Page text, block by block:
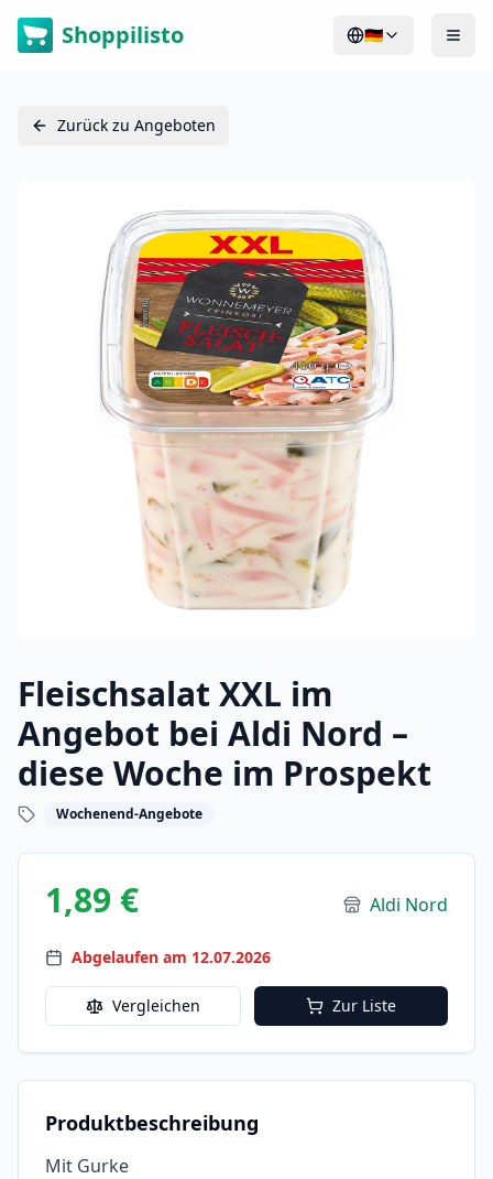
Shoppilisto 🇩🇪
Zurück zu Angeboten
Fleischsalat XXL im
Angebot bei Aldi Nord –
diese Woche im Prospekt
Wochenend-Angebote
1,89 € Aldi Nord
Abgelaufen am 12.07.2026
Vergleichen Zur Liste
Produktbeschreibung
Mit Gurke